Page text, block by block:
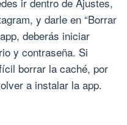
y darle en “Borrar
deberás iniciar
y contraseña. Si
borrar la caché, por
a instalar la app.